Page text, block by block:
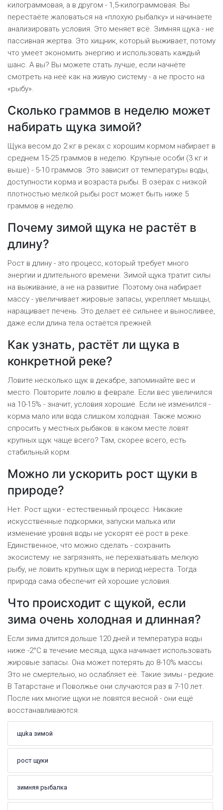
килограммовая, а в другом - 1,5-килограммовая. Вы
перестаёте жаловаться на «плохую рыбалку» и начинаете
анализировать условия. Это меняет всё. Зимняя щука - не
пассивная жертва. Это хищник, который выживает, потому
что умеет экономить энергию и использовать каждый
шанс. А вы? Вы можете стать лучше, если начнёте
смотреть на неё как на живую систему - а не просто на
«рыбу».
Сколько граммов в неделю может
набирать щука зимой?
Щука весом до 2 кг в реках с хорошим кормом набирает в
среднем 15-25 граммов в неделю. Крупные особи (3 кг и
выше) - 5-10 граммов. Это зависит от температуры воды,
доступности корма и возраста рыбы. В озёрах с низкой
плотностью мелкой рыбы рост может быть ниже 5
граммов в неделю.
Почему зимой щука не растёт в
длину?
Рост в длину - это процесс, который требует много
энергии и длительного времени. Зимой щука тратит силы
на выживание, а не на развитие. Поэтому она набирает
массу - увеличивает жировые запасы, укрепляет мышцы,
наращивает печень. Это делает её сильнее и выносливее,
даже если длина тела остаётся прежней.
Как узнать, растёт ли щука в
конкретной реке?
Ловите несколько щук в декабре, запоминайте вес и
место. Повторите ловлю в феврале. Если вес увеличился
на 10-15% - значит, условия хорошие. Если не изменился -
корма мало или вода слишком холодная. Также можно
спросить у местных рыбаков: в каком месте ловят
крупных щук чаще всего? Там, скорее всего, есть
стабильный корм.
Можно ли ускорить рост щуки в
природе?
Нет. Рост щуки - естественный процесс. Никакие
искусственные подкормки, запуски малька или
изменение уровня воды не ускорят её рост в реке.
Единственное, что можно сделать - сохранить
экосистему: не загрязнять, не перехватывать мелкую
рыбу, не ловить крупных щук в период нереста. Тогда
природа сама обеспечит ей хорошие условия.
Что происходит с щукой, если
зима очень холодная и длинная?
Если зима длится дольше 120 дней и температура воды
ниже -2°C в течение месяца, щука начинает использовать
жировые запасы. Она может потерять до 8-10% массы.
Это не смертельно, но ослабляет её. Такие зимы - редкие.
В Татарстане и Поволжье они случаются раз в 7-10 лет.
После них многие щуки не ловятся весной - они ещё
восстанавливаются.
щuka зимой
рост щуки
зимняя рыбалка